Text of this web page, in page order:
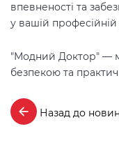
впевненості та
у вашій професійній
"Модний Доктор" —
безпекою та
Назад до новин